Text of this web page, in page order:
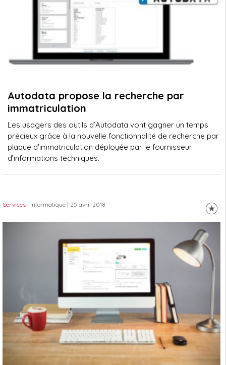
Autodata propose la recherche par
immatriculation
Les usagers des outils d’Autodata vont gagner un temps
précieux grâce à la nouvelle fonctionnalité de recherche par
plaque d'immatriculation déployée par le fournisseur
d’informations techniques.
Services | Informatique | 25 avril 2018